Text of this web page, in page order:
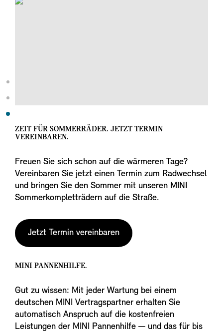
ZEIT FÜR SOMMERRÄDER. JETZT TERMIN
VEREINBAREN.
Freuen Sie sich schon auf die wärmeren Tage?
Vereinbaren Sie jetzt einen Termin zum Radwechsel
und bringen Sie den Sommer mit unseren MINI
Sommerkompletträdern auf die Straße.
Jetzt Termin vereinbaren
MINI PANNENHILFE.
Gut zu wissen: Mit jeder Wartung bei einem
deutschen MINI Vertragspartner erhalten Sie
automatisch Anspruch auf die kostenfreien
Leistungen der MINI Pannenhilfe — und das für bis